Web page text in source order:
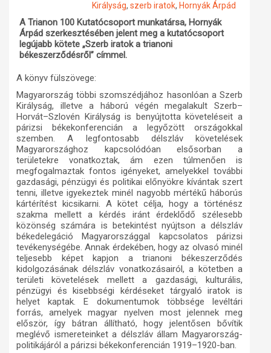
Műhelymunkák
Királyság, szerb iratok, Hornyák Árpád
A Trianon 100 Kutatócsoport munkatársa, Hornyák
Árpád szerkesztésében jelent meg a kutatócsoport
legújabb kötete „Szerb iratok a trianoni
békeszerződésről” címmel.
A könyv fülszövege:
Magyarország többi szomszédjához hasonlóan a Szerb
Királyság, illetve a háború végén megalakult Szerb–
Horvát–Szlovén Királyság is benyújtotta követeléseit a
párizsi békekonferencián a legyőzött országokkal
szemben. A legfontosabb délszláv követelések
Magyarországhoz kapcsolódóan elsősorban a
területekre vonatkoztak, ám ezen túlmenően is
megfogalmaztak fontos igényeket, amelyekkel további
gazdasági, pénzügyi és politikai előnyökre kívántak szert
tenni, illetve igyekeztek minél nagyobb mértékű háborús
kártérítést kicsikarni. A kötet célja, hogy a történész
szakma mellett a kérdés iránt érdeklődő szélesebb
közönség számára is betekintést nyújtson a délszláv
békedelegáció Magyarországgal kapcsolatos párizsi
tevékenységébe. Annak érdekében, hogy az olvasó minél
teljesebb képet kapjon a trianoni békeszerződés
kidolgozásának délszláv vonatkozásairól, a kötetben a
területi követelések mellett a gazdasági, kulturális,
pénzügyi és kisebbségi kérdéseket tárgyaló iratok is
helyet kaptak. E dokumentumok többsége levéltári
forrás, amelyek magyar nyelven most jelennek meg
először, így bátran állítható, hogy jelentősen bővítik
meglévő ismereteinket a délszláv állam Magyarország-
politikájáról a párizsi békekonferencián 1919–1920-ban.